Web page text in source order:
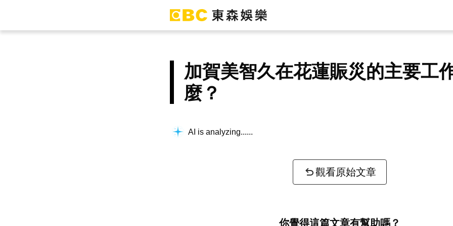
加賀美智久在花蓮賑災的主要工
麼？
AI is analyzing...
觀看原始文章
你覺得這篇文章有幫助嗎？